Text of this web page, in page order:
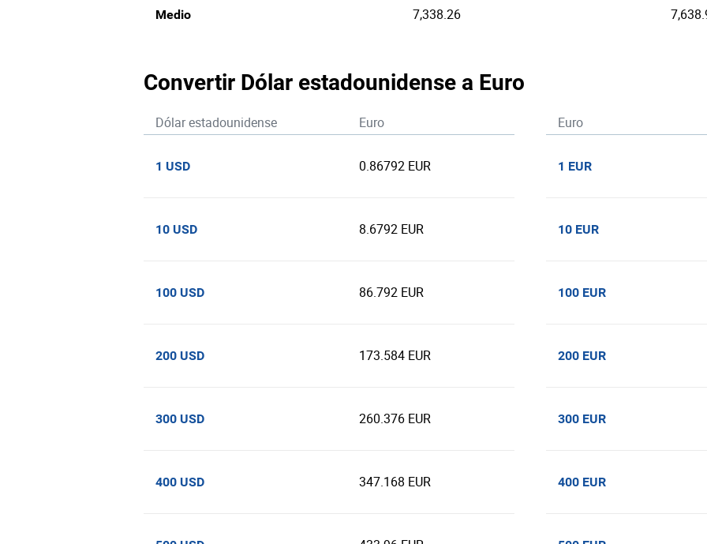
Medio 7,338.26
Convertir Dólar estadounidense a Euro
Dólar estadounidense Euro
1 USD 0.86792 EUR
10 USD 8.6792 EUR
100 USD 86.792 EUR
200 USD 173.584 EUR
300 USD 260.376 EUR
400 USD 347.168 EUR
Euro
1 EUR
10 EUR
100 EUR
200 EUR
300 EUR
400 EUR